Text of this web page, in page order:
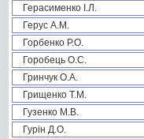
Герасименко І.Л.
Герус А.М.
Горбенко Р.О.
Горобець О.С.
Гринчук О.А.
Грищенко Т.М.
Гузенко М.В.
Гурін Д.О.